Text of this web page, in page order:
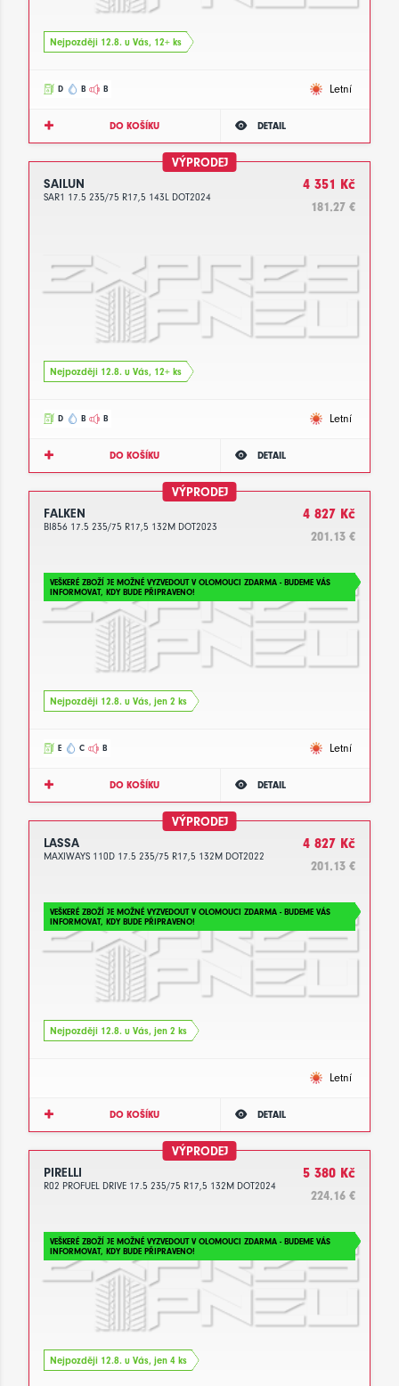
Nejpozději 12.8. u Vás, 12+ ks
D B B Letní
DO KOŠÍKU DETAIL
VÝPRODEJ
SAILUN
SAR1 17.5 235/75 R17,5 143L DOT2024
4 351 Kč
181.27 €
Nejpozději 12.8. u Vás, 12+ ks
D B B Letní
DO KOŠÍKU DETAIL
VÝPRODEJ
FALKEN
BI856 17.5 235/75 R17,5 132M DOT2023
4 827 Kč
201.13 €
VEŠKERÉ ZBOŽÍ JE MOŽNÉ VYZVEDOUT V OLOMOUCI ZDARMA - BUDEME VÁS
INFORMOVAT, KDY BUDE PŘIPRAVENO!
Nejpozději 12.8. u Vás, jen 2 ks
E C B Letní
DO KOŠÍKU DETAIL
VÝPRODEJ
LASSA
MAXIWAYS 110D 17.5 235/75 R17,5 132M DOT2022
4 827 Kč
201.13 €
VEŠKERÉ ZBOŽÍ JE MOŽNÉ VYZVEDOUT V OLOMOUCI ZDARMA - BUDEME VÁS
INFORMOVAT, KDY BUDE PŘIPRAVENO!
Nejpozději 12.8. u Vás, jen 2 ks
Letní
DO KOŠÍKU DETAIL
VÝPRODEJ
PIRELLI
R02 PROFUEL DRIVE 17.5 235/75 R17,5 132M DOT2024
5 380 Kč
224.16 €
VEŠKERÉ ZBOŽÍ JE MOŽNÉ VYZVEDOUT V OLOMOUCI ZDARMA - BUDEME VÁS
INFORMOVAT, KDY BUDE PŘIPRAVENO!
Nejpozději 12.8. u Vás, jen 4 ks